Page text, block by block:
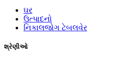
ઘર
ઉત્પાદનો
નિકાલજોગ ટેબલવેર
શ્રેણીઓ